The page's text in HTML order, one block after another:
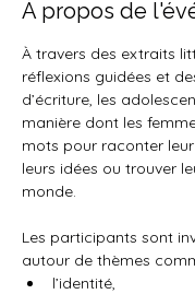
À propos de
À travers des extraits
réflexions guidées et
d’écriture, les
manière dont les
mots pour raconter
leurs idées ou trouver
monde.
Les participants sont
autour de thèmes
l’identité,